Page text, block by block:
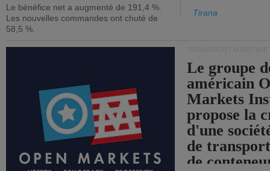
Le bénéfice net a augmenté de 191,4 %.
Les nouvelles commandes ont chuté de
58,5 %.
Tirana
Le groupe
américain
Markets
propose la
d'une
de
de